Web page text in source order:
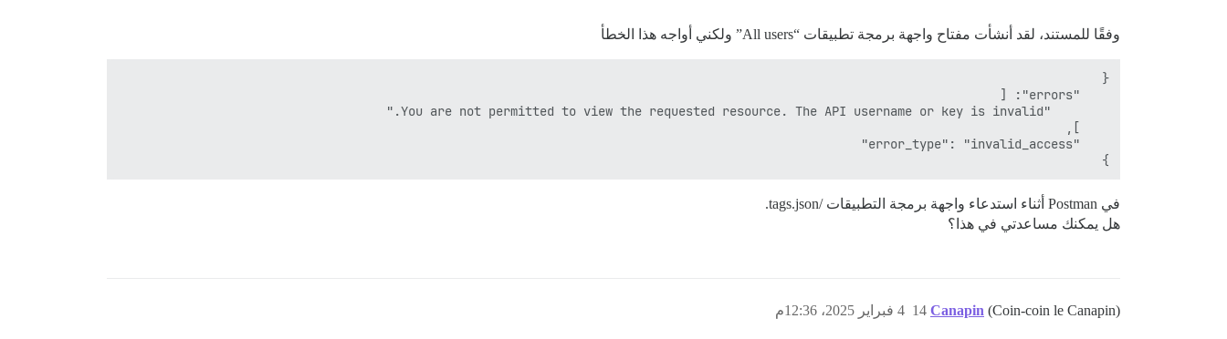
وفقًا للمستند، لقد أنشأت مفتاح واجهة برمجة تطبيقات “All users” ولكني أواجه هذا الخطأ
}
في Postman أثناء استدعاء واجهة برمجة التطبيقات /tags.json.
هل يمكنك مساعدتي في هذا؟
Canapin (Coin-coin le Canapin) 4 فبراير 2025، 12:36م 14